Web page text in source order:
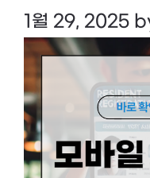
1월 29, 2025